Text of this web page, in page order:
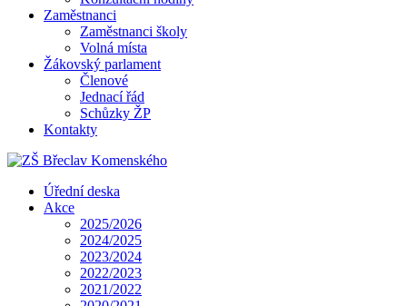
Zaměstnanci
Zaměstnanci školy
Volná místa
Žákovský parlament
Členové
Jednací řád
Schůzky ŽP
Kontakty
Úřední deska
Akce
2025/2026
2024/2025
2023/2024
2022/2023
2021/2022